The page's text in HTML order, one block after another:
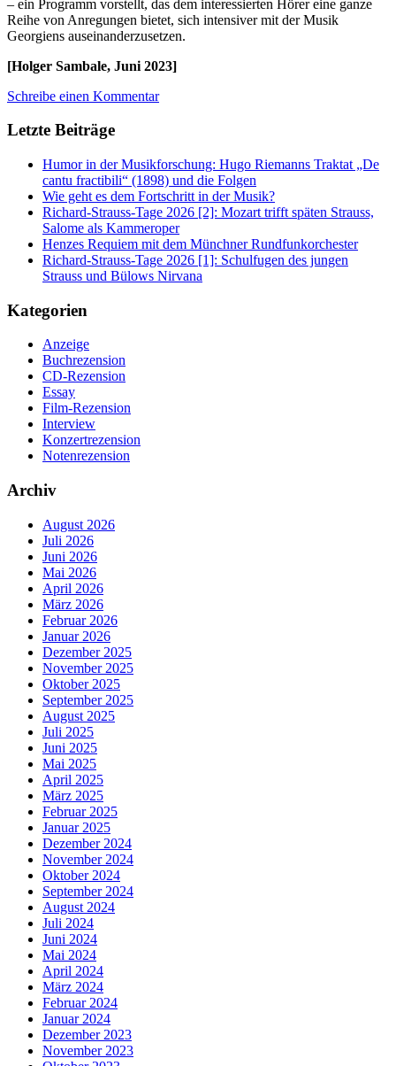
– ein Programm vorstellt, das dem interessierten Hörer eine ganze
Reihe von Anregungen bietet, sich intensiver mit der Musik
Georgiens auseinanderzusetzen.
[Holger Sambale, Juni 2023]
Schreibe einen Kommentar
Letzte Beiträge
Humor in der Musikforschung: Hugo Riemanns Traktat „De
cantu fractibili“ (1898) und die Folgen
Wie geht es dem Fortschritt in der Musik?
Richard-Strauss-Tage 2026 [2]: Mozart trifft späten Strauss,
Salome als Kammeroper
Henzes Requiem mit dem Münchner Rundfunkorchester
Richard-Strauss-Tage 2026 [1]: Schulfugen des jungen
Strauss und Bülows Nirvana
Kategorien
Anzeige
Buchrezension
CD-Rezension
Essay
Film-Rezension
Interview
Konzertrezension
Notenrezension
Archiv
August 2026
Juli 2026
Juni 2026
Mai 2026
April 2026
März 2026
Februar 2026
Januar 2026
Dezember 2025
November 2025
Oktober 2025
September 2025
August 2025
Juli 2025
Juni 2025
Mai 2025
April 2025
März 2025
Februar 2025
Januar 2025
Dezember 2024
November 2024
Oktober 2024
September 2024
August 2024
Juli 2024
Juni 2024
Mai 2024
April 2024
März 2024
Februar 2024
Januar 2024
Dezember 2023
November 2023